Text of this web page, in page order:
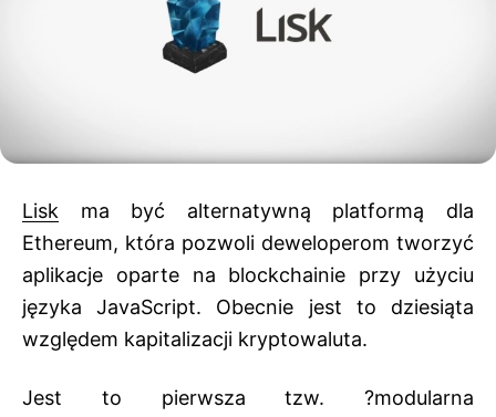
Lisk ma być alternatywną platformą dla
Ethereum, która pozwoli deweloperom tworzyć
aplikacje oparte na blockchainie przy użyciu
języka JavaScript. Obecnie jest to dziesiąta
względem kapitalizacji kryptowaluta.
Jest to pierwsza tzw. ?modularna